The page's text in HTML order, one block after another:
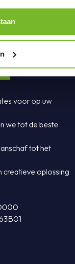
voor op uw
we tot de beste
tot het
creatieve oplossing